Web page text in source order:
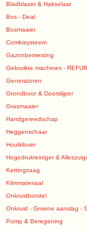
Bladblazer & Hakselaar
Bos - Deal
Bosmaaier
Combisysteem
Gazonbemesting
Gebruikte machines -
Generatoren
Grondboor & Doorslijper
Grasmaaier
Handgereedschap
Heggenschaar
Houtklover
Hogedrukreiniger &
Kettingzaag
Klimmateriaal
Onkruidborstel
Onkruid - Groene aanslag -
Pomp & Beregening